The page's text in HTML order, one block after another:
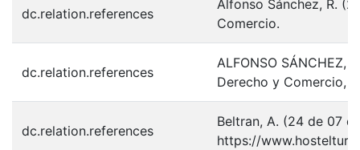
dc.relation.references
Alfonso Sánchez, R.
Comercio.
dc.relation.references
ALFONSO SÁNCHEZ,
Derecho y Comercio,
dc.relation.references
Beltran, A. (24 de 07
https://